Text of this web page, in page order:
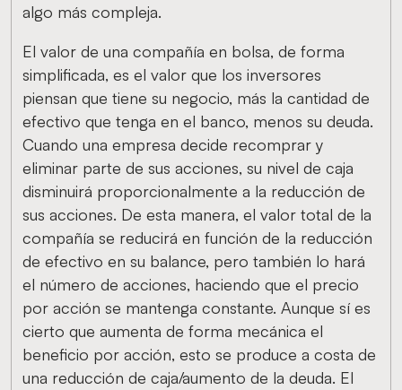
algo más compleja.
El valor de una compañía en bolsa, de forma
simplificada, es el valor que los inversores
piensan que tiene su negocio, más la cantidad de
efectivo que tenga en el banco, menos su deuda.
Cuando una empresa decide recomprar y
eliminar parte de sus acciones, su nivel de caja
disminuirá proporcionalmente a la reducción de
sus acciones. De esta manera, el valor total de la
compañía se reducirá en función de la reducción
de efectivo en su balance, pero también lo hará
el número de acciones, haciendo que el precio
por acción se mantenga constante. Aunque sí es
cierto que aumenta de forma mecánica el
beneficio por acción, esto se produce a costa de
una reducción de caja/aumento de la deuda. El